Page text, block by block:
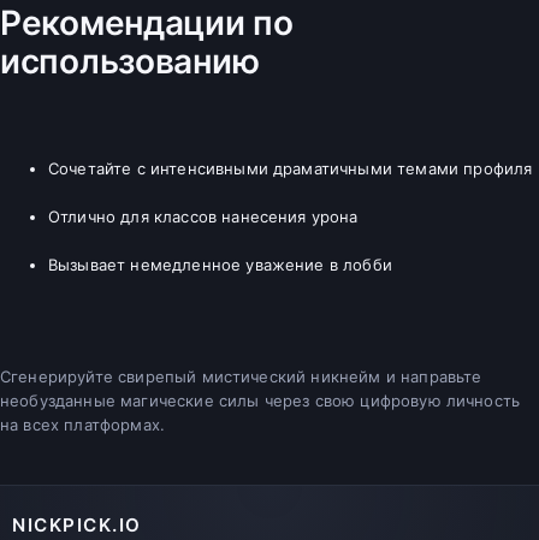
Рекомендации по
использованию
Сочетайте с интенсивными драматичными темами профиля
Отлично для классов нанесения урона
Вызывает немедленное уважение в лобби
Сгенерируйте свирепый мистический никнейм и направьте
необузданные магические силы через свою цифровую личность
на всех платформах.
NICKPICK.IO